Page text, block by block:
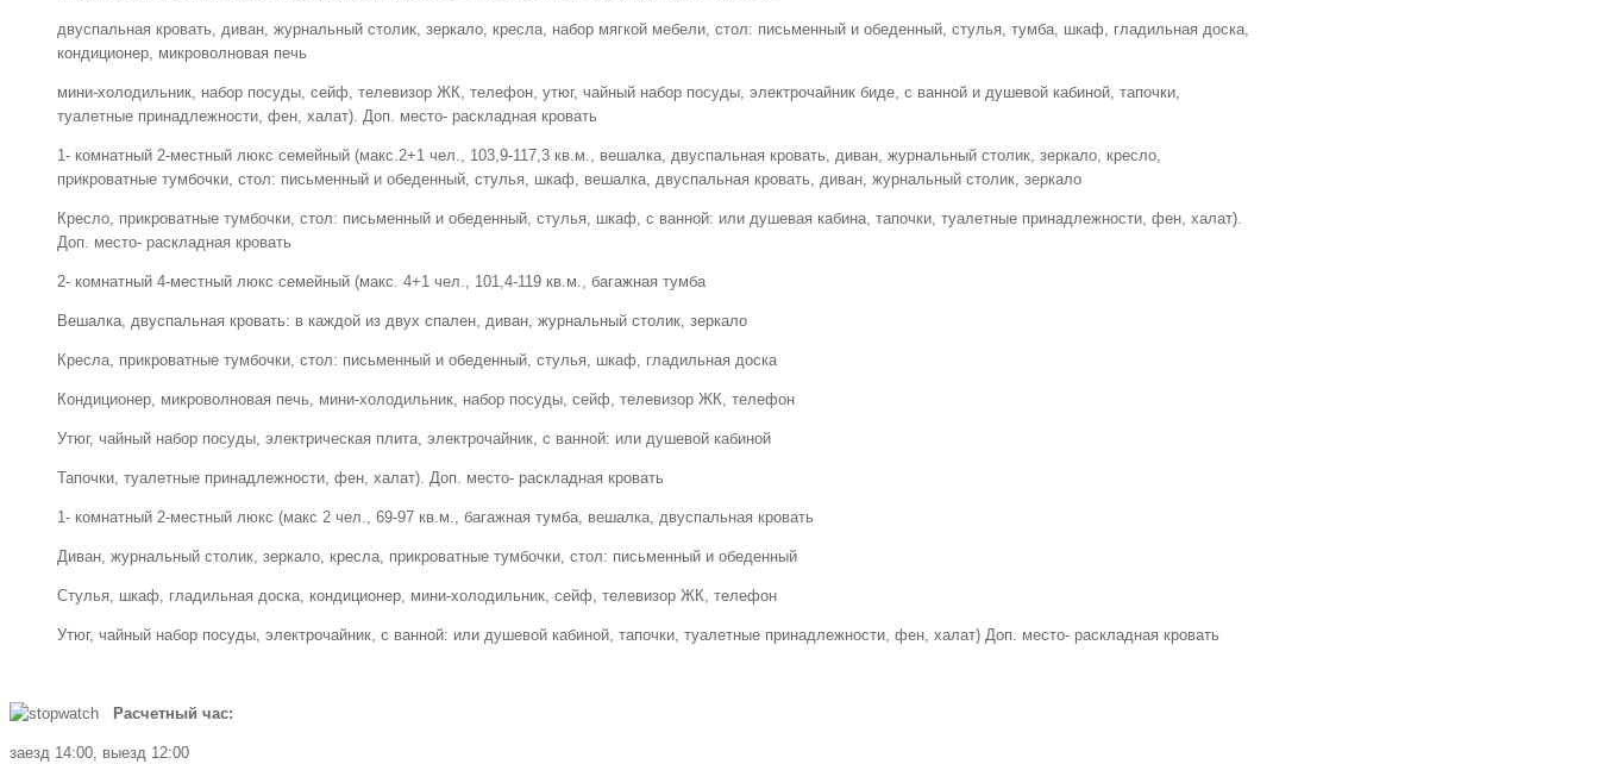
двуспальная кровать, диван, журнальный столик, зеркало, кресла, набор мягкой мебели, стол: письменный и обеденный, стулья, тумба, шкаф, гладильная доска,
кондиционер, микроволновая печь
мини-холодильник, набор посуды, сейф, телевизор ЖК, телефон, утюг, чайный набор посуды, электрочайник биде, с ванной и душевой кабиной, тапочки,
туалетные принадлежности, фен, халат). Доп. место- раскладная кровать
1- комнатный 2-местный люкс семейный (макс.2+1 чел., 103,9-117,3 кв.м., вешалка, двуспальная кровать, диван, журнальный столик, зеркало, кресло,
прикроватные тумбочки, стол: письменный и обеденный, стулья, шкаф, вешалка, двуспальная кровать, диван, журнальный столик, зеркало
Кресло, прикроватные тумбочки, стол: письменный и обеденный, стулья, шкаф, с ванной: или душевая кабина, тапочки, туалетные принадлежности, фен, халат).
Доп. место- раскладная кровать
2- комнатный 4-местный люкс семейный (макс. 4+1 чел., 101,4-119 кв.м., багажная тумба
Вешалка, двуспальная кровать: в каждой из двух спален, диван, журнальный столик, зеркало
Кресла, прикроватные тумбочки, стол: письменный и обеденный, стулья, шкаф, гладильная доска
Кондиционер, микроволновая печь, мини-холодильник, набор посуды, сейф, телевизор ЖК, телефон
Утюг, чайный набор посуды, электрическая плита, электрочайник, с ванной: или душевой кабиной
Тапочки, туалетные принадлежности, фен, халат). Доп. место- раскладная кровать
1- комнатный 2-местный люкс (макс 2 чел., 69-97 кв.м., багажная тумба, вешалка, двуспальная кровать
Диван, журнальный столик, зеркало, кресла, прикроватные тумбочки, стол: письменный и обеденный
Стулья, шкаф, гладильная доска, кондиционер, мини-холодильник, сейф, телевизор ЖК, телефон
Утюг, чайный набор посуды, электрочайник, с ванной: или душевой кабиной, тапочки, туалетные принадлежности, фен, халат) Доп. место- раскладная кровать
Расчетный час:
заезд 14:00, выезд 12:00